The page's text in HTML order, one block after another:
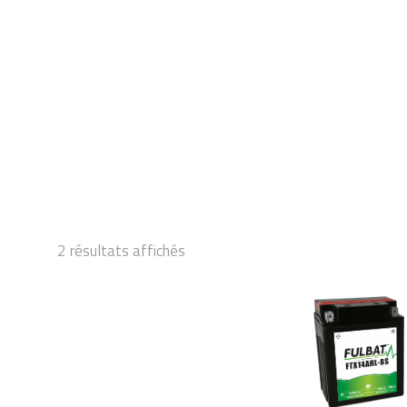
2 résultats affichés